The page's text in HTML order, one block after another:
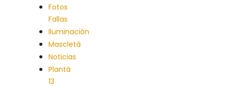
Fotos
Fallas
Iluminación
Mascletà
Noticias
Plantà
13